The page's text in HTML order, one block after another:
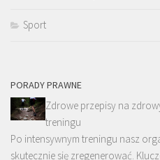
Sport
PORADY PRAWNE
Zdrowe przepisy na
treningu
Po intensywnym treningu nasz
skutecznie się zregenerować.